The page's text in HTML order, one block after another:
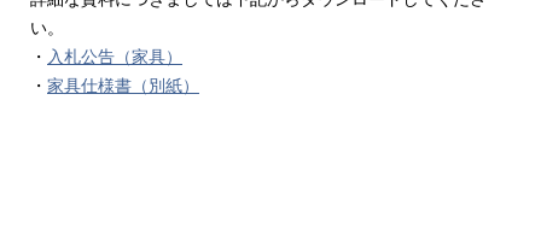
い。
・ 入札公告（家具）
・ 家具仕様書（別紙）